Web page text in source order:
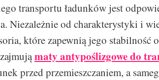
transportu ładunków jest
Niezależnie od charakterystyki i
które zapewnią jego stabilność
maty antypoślizgowe do
przed przemieszczaniem, a